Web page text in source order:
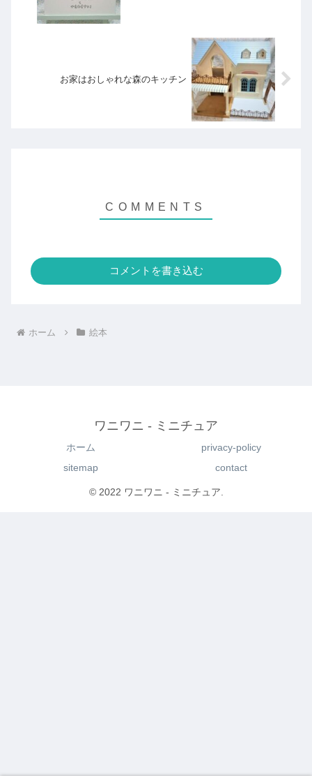
お家はおしゃれな森のキッチン
コメントを書き込む
ホーム 絵本
ワニワニ - ミニチュア
ホーム
privacy-policy
sitemap
contact
© 2022 ワニワニ - ミニチュア.